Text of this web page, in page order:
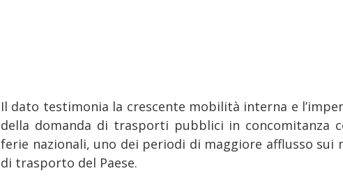
Il dato testimonia la crescente mobilità interna e
della domanda di trasporti pubblici in concomitanza
ferie nazionali, uno dei periodi di maggiore afflusso sui
di trasporto del Paese.